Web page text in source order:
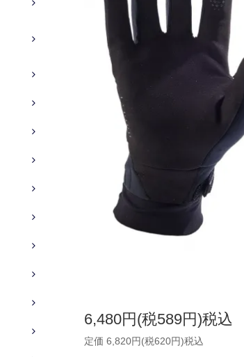
6,480円(税589円)税込
定価 6,820円(税620円)税込